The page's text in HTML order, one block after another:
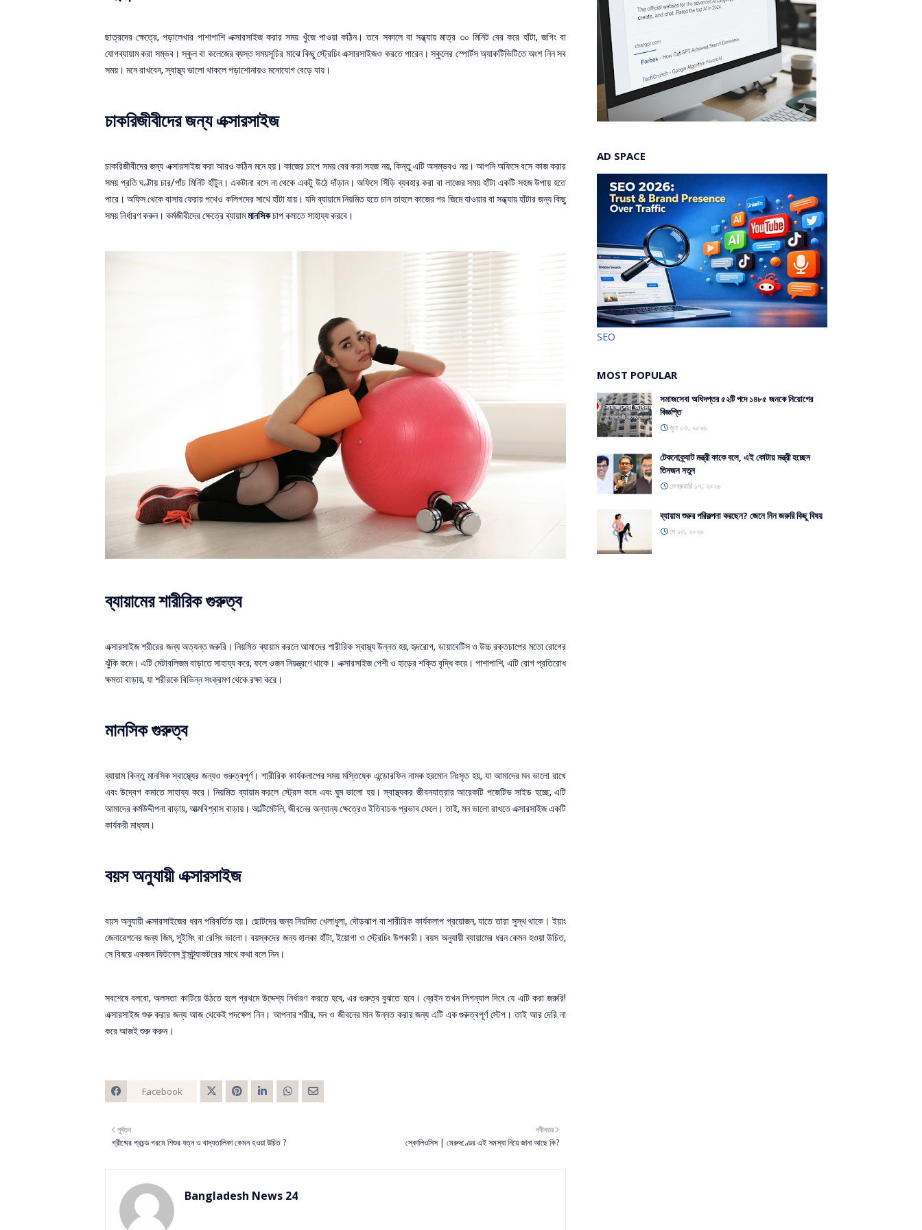
ছাত্রদের ক্ষেত্রে, পড়ালেখার পাশাপাশি এক্সারসাইজ করার সময় খুঁজে পাওয়া কঠিন। তবে সকালে বা সন্ধ্যায় মাত্র ৩০ মিনিট বের করে হাঁটা, জগিং বা
যোগব্যায়াম করা সম্ভব। স্কুল বা কলেজের ব্যস্ত সময়সূচির মাঝে কিছু স্ট্রেচিং এক্সারসাইজও করতে পারেন। স্কুলের স্পোর্টস অ্যাকটিভিটিতে অংশ নিন সব
সময়। মনে রাখবেন, স্বাস্থ্য ভালো থাকলে পড়াশোনায়ও মনোযোগ বেড়ে যায়।
চাকরিজীবীদের জন্য এক্সারসাইজ
চাকরিজীবীদের জন্য এক্সারসাইজ করা আরও কঠিন মনে হয়। কাজের চাপে সময় বের করা সহজ নয়, কিন্তু এটি অসম্ভবও নয়। আপনি অফিসে বসে কাজ করার
সময় প্রতি ঘণ্টায় চার/পাঁচ মিনিট হাঁটুন। একটানা বসে না থেকে একটু উঠে দাঁড়ান। অফিসে সিঁড়ি ব্যবহার করা বা লাঞ্চের সময় হাঁটা একটি সহজ উপায় হতে
পারে। অফিস থেকে বাসায় ফেরার পথেও কলিগদের সাথে হাঁটা যায়। যদি ব্যায়ামে নিয়মিত হতে চান তাহলে কাজের পর জিমে যাওয়ার বা সন্ধ্যায় হাঁটার জন্য কিছু
সময় নির্ধারণ করুন। কর্মজীবীদের ক্ষেত্রে ব্যায়ামমানসিকচাপ কমাতে সাহায্য করবে।
ব্যায়ামের শারীরিক গুরুত্ব
এক্সারসাইজ শরীরের জন্য অত্যন্ত জরুরি। নিয়মিত ব্যায়াম করলে আমাদের শারীরিক স্বাস্থ্য উন্নত হয়, হৃদরোগ, ডায়াবেটিস ও উচ্চ রক্তচাপের মতো রোগের
ঝুঁকি কমে। এটি মেটাবলিজম বাড়াতে সাহায্য করে, ফলে ওজন নিয়ন্ত্রণে থাকে। এক্সারসাইজ পেশী ও হাড়ের শক্তি বৃদ্ধি করে। পাশাপাশি, এটি রোগ প্রতিরোধ
ক্ষমতা বাড়ায়, যা শরীরকে বিভিন্ন সংক্রমণ থেকে রক্ষা করে।
মানসিক গুরুত্ব
ব্যায়াম কিন্তু মানসিক স্বাস্থ্যের জন্যও গুরুত্বপূর্ণ। শারীরিক কার্যকলাপের সময় মস্তিষ্কে এন্ডোরফিন নামক হরমোন নিঃসৃত হয়, যা আমাদের মন ভালো রাখে
এবং উদ্বেগ কমাতে সাহায্য করে। নিয়মিত ব্যায়াম করলে স্ট্রেস কমে এবং ঘুম ভালো হয়। স্বাস্থ্যকর জীবনযাত্রার আরেকটি পজেটিভ সাইড হচ্ছে, এটি
আমাদের কর্মউদ্দীপনা বাড়ায়, আত্মবিশ্বাস বাড়ায়। আল্টিমেটলি, জীবনের অন্যান্য ক্ষেত্রেও ইতিবাচক প্রভাব ফেলে। তাই, মন ভালো রাখতে এক্সারসাইজ একটি
কার্যকরী মাধ্যম।
বয়স অনুযায়ী এক্সারসাইজ
বয়স অনুযায়ী এক্সারসাইজের ধরন পরিবর্তিত হয়। ছোটদের জন্য নিয়মিত খেলাধুলা, দৌড়ঝাপ বা শারীরিক কার্যকলাপ প্রয়োজন, যাতে তারা সুস্থ থাকে। ইয়াং
জেনারেশনের জন্য জিম, সুইমিং বা রেসিং ভালো। বয়স্কদের জন্য হালকা হাঁটা, ইয়োগা ও স্ট্রেচিং উপকারী। বয়স অনুযায়ী ব্যায়ামের ধরন কেমন হওয়া উচিত,
সে বিষয়ে একজন ফিটনেস ইন্সট্র্যাকটরের সাথে কথা বলে নিন।
সবশেষে বলবো, অলসতা কাটিয়ে উঠতে হলে প্রথমে উদ্দেশ্য নির্ধারণ করতে হবে, এর গুরুত্ব বুঝতে হবে। ব্রেইন তখন সিগন্যাল দিবে যে এটি করা জরুরি!
এক্সারসাইজ শুরু করার জন্য আজ থেকেই পদক্ষেপ নিন। আপনার শরীর,মনও জীবনের মান উন্নত করার জন্য এটি এক গুরুত্বপূর্ণ স্টেপ। তাই আর দেরি না
করে আজই শুরু করুন।
Facebook
নবীনতর
স্কোলিওসিস | মেরুদণ্ডের এই সমস্যা নিয়ে জানা আছে কি?
পূর্বতন
গ্রীষ্মের প্রচন্ড গরমে শিশুর যত্ন ও খাদ্যতালিকা কেমন হওয়া উচিত ?
Bangladesh News 24
AD SPACE
SEO
MOST POPULAR
সমাজসেবা অধিদপ্তর ৫২টি পদে ১৪৮৫ জনকে নিয়োগের
বিজ্ঞপ্তি
জুন ০৩, ২০২৬
টেকনোক্র্যাট মন্ত্রী কাকে বলে, এই কোটায় মন্ত্রী হচ্ছেন
তিনজন নতুন
ফেব্রুয়ারি ১৭, ২০২৬
ব্যায়াম শুরুর পরিকল্পনা করছেন? জেনে নিন জরুরি কিছু বিষয়
মে ১৩, ২০২৬